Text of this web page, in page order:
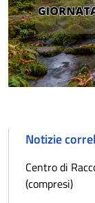
Notizie
Centro di
(compresi)